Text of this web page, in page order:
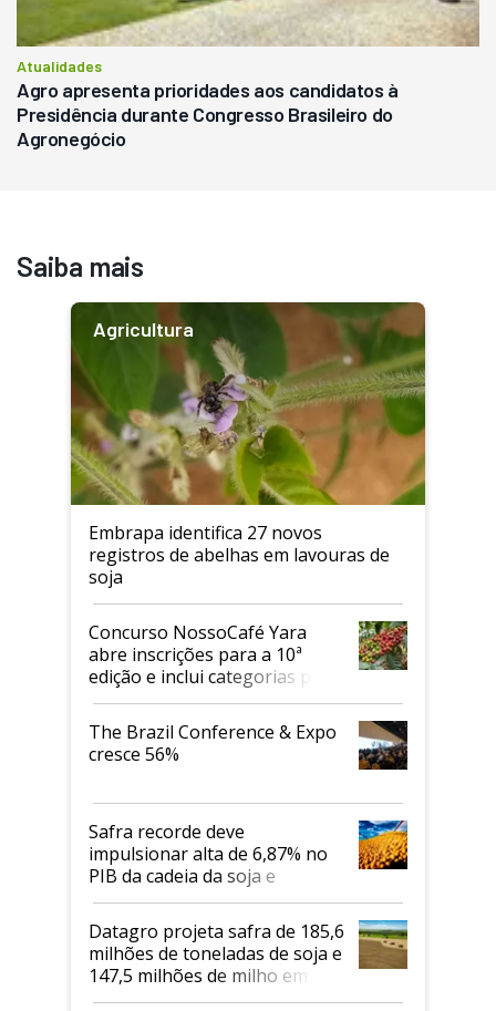
Atualidades
Agro apresenta prioridades aos candidatos à
Presidência durante Congresso Brasileiro do
Agronegócio
Saiba mais
Agricultura
Embrapa identifica 27 novos
registros de abelhas em lavouras de
soja
Concurso NossoCafé Yara
abre inscrições para a 10ª
edição e inclui categorias para
cafés Canephora
The Brazil Conference & Expo
cresce 56%
Safra recorde deve
impulsionar alta de 6,87% no
PIB da cadeia da soja e
biodiesel em 2026
Datagro projeta safra de 185,6
milhões de toneladas de soja e
147,5 milhões de milho em
2026/27